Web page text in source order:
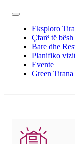
Eksploro
Çfarë të bësh
Bare dhe
Planifiko
Evente
Green Tirana